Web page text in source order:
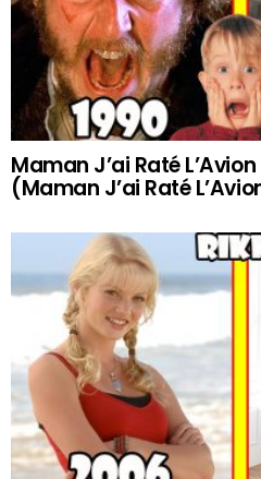
Maman J’ai Raté
(Maman J’ai Raté